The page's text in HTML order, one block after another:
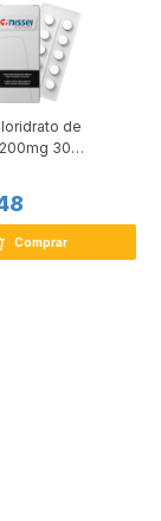
de
30
Comprar